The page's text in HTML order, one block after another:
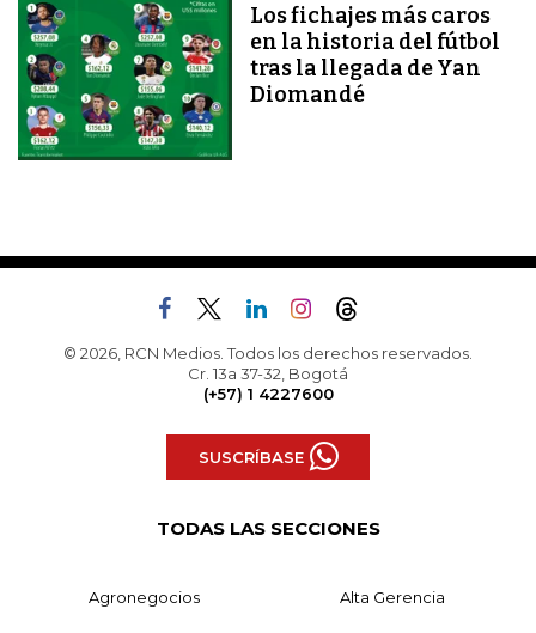
Los fichajes más caros
en la historia del fútbol
tras la llegada de Yan
Diomandé
© 2026, RCN Medios. Todos los derechos reservados.
Cr. 13a 37-32, Bogotá
(+57) 1 4227600
SUSCRÍBASE
TODAS LAS SECCIONES
Agronegocios Alta Gerencia